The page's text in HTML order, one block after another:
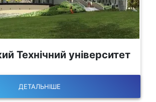
Технічний університет
ДЕТАЛЬНІШЕ